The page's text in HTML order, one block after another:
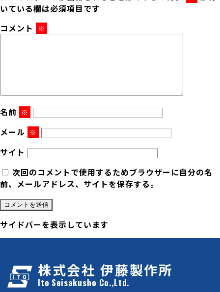
いている欄は必須項目です
コメント
※
名前 ※
メール ※
サイト
次回のコメントで使用するためブラウザーに自分の名
前、メールアドレス、サイトを保存する。
サイドバーを表示しています
株式会社 伊藤製作所
Ito Seisakusho Co.,Ltd.